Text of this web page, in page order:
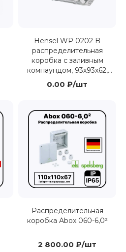
Hensel WP 0202 B
распределительная
коробка с заливным
компаундом, 93х93х62,
IP68, защ. от УФ
0.00 ₽/шт
Распределительная
коробка Abox 060-6,0²
2 800.00 ₽/шт